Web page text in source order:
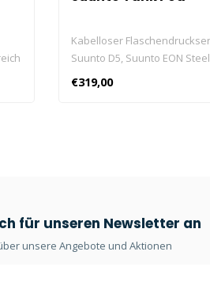
Kabelloser
Suunto D5, Suunto EON
Core und Suunto Ocean.
€319,00
für unseren Newsletter an
unsere Angebote und Aktionen